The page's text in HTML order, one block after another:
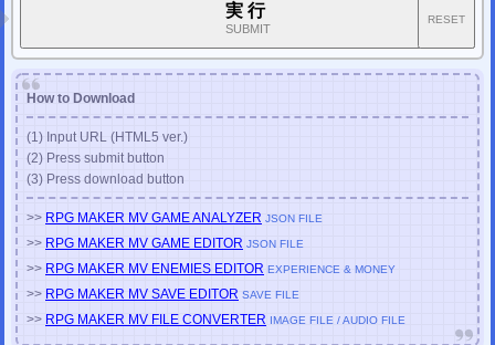
PC ファイナルファンタジーX HD チェックサム修正ツール
PC ファイナルファンタジーX-2 HD チェックサム修正ツール
更新履歴2019年 2018年 2017年 2016年 (以前)
ツイッター @mod_labo
雑記 (ブログ風) 不定期更新
RESET
実行
SUBMIT
How to Download
(1) Input URL (HTML5 ver.)
(2) Press submit button
(3) Press download button
>> RPG MAKER MV GAME ANALYZER JSON FILE
>> RPG MAKER MV GAME EDITOR JSON FILE
>> RPG MAKER MV ENEMIES EDITOR EXPERIENCE & MONEY
>> RPG MAKER MV SAVE EDITOR SAVE FILE
>> RPG MAKER MV FILE CONVERTER IMAGE FILE / AUDIO FILE